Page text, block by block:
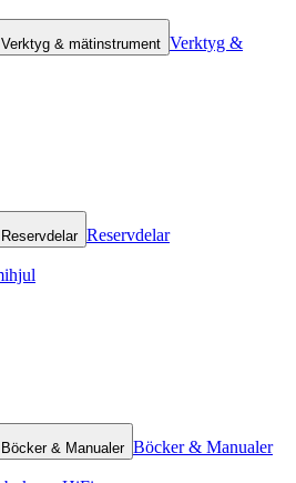
& mätinstrument Verktyg &
Reservdelar
& Manualer Böcker & Manualer